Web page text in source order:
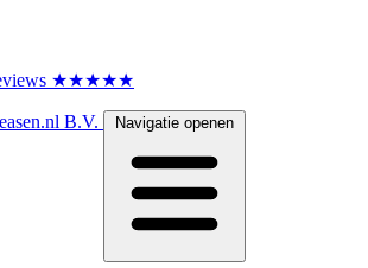
★★★★★
Navigatie openen